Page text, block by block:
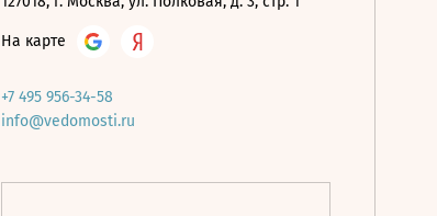
На карте
+7 495 956-34-58
info@vedomosti.ru